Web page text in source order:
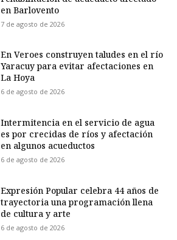
en Barlovento
7 de agosto de 2026
En Veroes construyen taludes en el río
Yaracuy para evitar afectaciones en
La Hoya
6 de agosto de 2026
Intermitencia en el servicio de agua
es por crecidas de ríos y afectación
en algunos acueductos
6 de agosto de 2026
Expresión Popular celebra 44 años de
trayectoria una programación llena
de cultura y arte
6 de agosto de 2026